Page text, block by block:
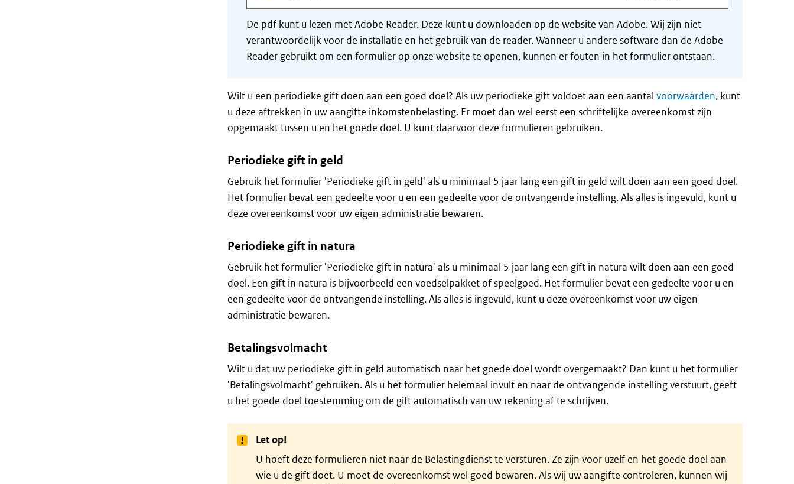
De pdf kunt u lezen met Adobe Reader. Deze kunt u downloaden op de website van Adobe. Wij zijn niet
verantwoordelijk voor de installatie en het gebruik van de reader. Wanneer u andere software dan de Adobe
Reader gebruikt om een formulier op onze website te openen, kunnen er fouten in het formulier ontstaan.
Wilt u een periodieke gift doen aan een goed doel? Als uw periodieke gift voldoet aan een aantal voorwaarden, kunt
u deze aftrekken in uw aangifte inkomstenbelasting. Er moet dan wel eerst een schriftelijke overeenkomst zijn
opgemaakt tussen u en het goede doel. U kunt daarvoor deze formulieren gebruiken.
Periodieke gift in geld
Gebruik het formulier 'Periodieke gift in geld' als u minimaal 5 jaar lang een gift in geld wilt doen aan een goed doel.
Het formulier bevat een gedeelte voor u en een gedeelte voor de ontvangende instelling. Als alles is ingevuld, kunt u
deze overeenkomst voor uw eigen administratie bewaren.
Periodieke gift in natura
Gebruik het formulier 'Periodieke gift in natura' als u minimaal 5 jaar lang een gift in natura wilt doen aan een goed
doel. Een gift in natura is bijvoorbeeld een voedselpakket of speelgoed. Het formulier bevat een gedeelte voor u en
een gedeelte voor de ontvangende instelling. Als alles is ingevuld, kunt u deze overeenkomst voor uw eigen
administratie bewaren.
Betalingsvolmacht
Wilt u dat uw periodieke gift in geld automatisch naar het goede doel wordt overgemaakt? Dan kunt u het formulier
'Betalingsvolmacht' gebruiken. Als u het formulier helemaal invult en naar de ontvangende instelling verstuurt, geeft
u het goede doel toestemming om de gift automatisch van uw rekening af te schrijven.
Let op!
U hoeft deze formulieren niet naar de Belastingdienst te versturen. Ze zijn voor uzelf en het goede doel aan
wie u de gift doet. U moet de overeenkomst wel goed bewaren. Als wij uw aangifte controleren, kunnen wij